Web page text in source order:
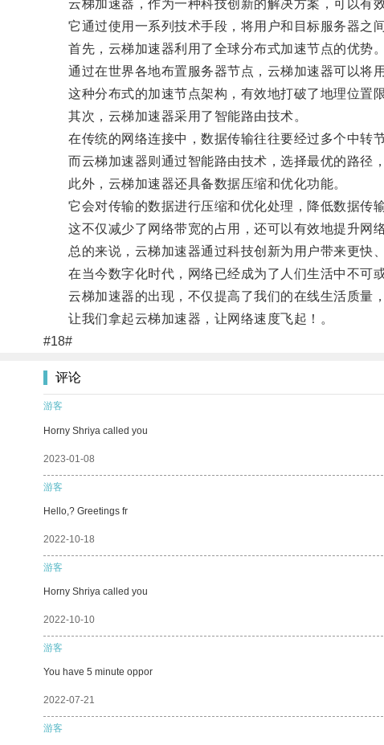
云梯加速器，作为一种科技创新的解决方案，可以有效
它通过使用一系列技术手段，将用户和目标服务器之间
首先，云梯加速器利用了全球分布式加速节点的优势。
通过在世界各地布置服务器节点，云梯加速器可以将用
这种分布式的加速节点架构，有效地打破了地理位置限
其次，云梯加速器采用了智能路由技术。
在传统的网络连接中，数据传输往往要经过多个中转节
而云梯加速器则通过智能路由技术，选择最优的路径，
此外，云梯加速器还具备数据压缩和优化功能。
它会对传输的数据进行压缩和优化处理，降低数据传输
这不仅减少了网络带宽的占用，还可以有效地提升网络
总的来说，云梯加速器通过科技创新为用户带来更快、
在当今数字化时代，网络已经成为了人们生活中不可或
云梯加速器的出现，不仅提高了我们的在线生活质量，
让我们拿起云梯加速器，让网络速度飞起！。
#18#
评论
游客
Horny Shriya called you
2023-01-08
游客
Hello,? Greetings fr
2022-10-18
游客
Horny Shriya called you
2022-10-10
游客
You have 5 minute oppor
2022-07-21
游客